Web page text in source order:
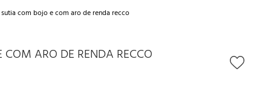
sutia com bojo e com aro de renda recco
ARO DE RENDA RECCO